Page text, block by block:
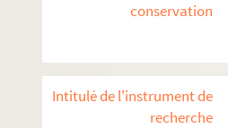
conservation
Intitulé de l'instrument de
recherche
Lobstein, Désirée
Loti, Pierre (1850-
Louvigny, Jacques